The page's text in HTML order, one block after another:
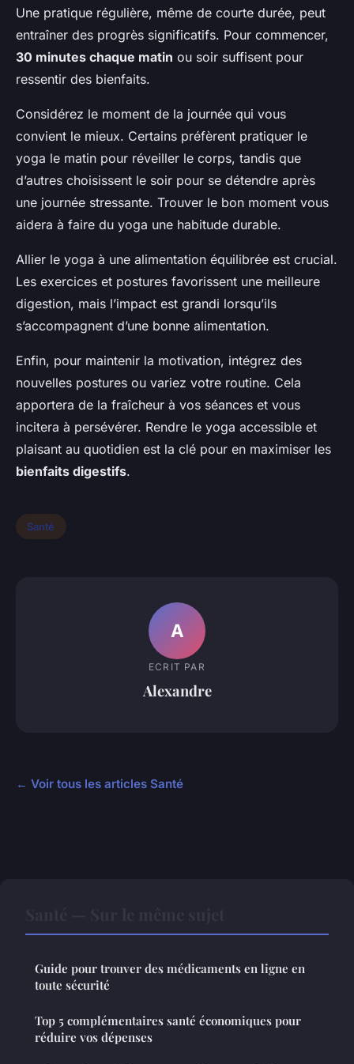
Une pratique régulière, même de courte durée, peut
entraîner des progrès significatifs. Pour commencer,
30 minutes chaque matin ou soir suffisent pour
ressentir des bienfaits.
Considérez le moment de la journée qui vous
convient le mieux. Certains préfèrent pratiquer le
yoga le matin pour réveiller le corps, tandis que
d’autres choisissent le soir pour se détendre après
une journée stressante. Trouver le bon moment vous
aidera à faire du yoga une habitude durable.
Allier le yoga à une alimentation équilibrée est crucial.
Les exercices et postures favorissent une meilleure
digestion, mais l’impact est grandi lorsqu’ils
s’accompagnent d’une bonne alimentation.
Enfin, pour maintenir la motivation, intégrez des
nouvelles postures ou variez votre routine. Cela
apportera de la fraîcheur à vos séances et vous
incitera à persévérer. Rendre le yoga accessible et
plaisant au quotidien est la clé pour en maximiser les
bienfaits digestifs.
Santé
A
ECRIT PAR
Alexandre
← Voir tous les articles Santé
Guide pour trouver des médicaments en ligne en
toute sécurité
Top 5 complémentaires santé économiques pour
réduire vos dépenses